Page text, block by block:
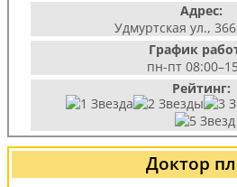
Адрес:
Удмуртская ул.,
График
пн-пт
Рейтинг:
Доктор